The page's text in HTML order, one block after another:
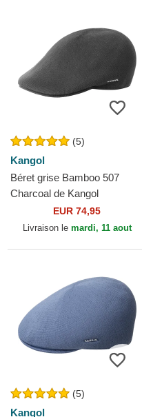
(5)
Kangol
Béret grise Bamboo 507
Charcoal de Kangol
EUR 74,95
Livraison le mardi, 11 aout
(5)
Kangol